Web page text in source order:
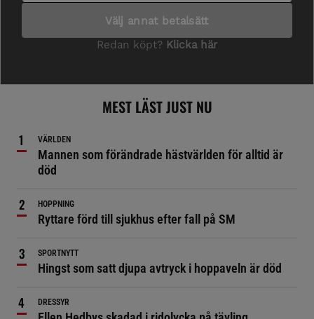
MEST LÄST JUST NU
VÄRLDEN
Mannen som förändrade hästvärlden för alltid är
död
HOPPNING
Ryttare förd till sjukhus efter fall på SM
SPORTNYTT
Hingst som satt djupa avtryck i hoppaveln är död
DRESSYR